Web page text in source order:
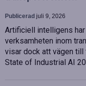
Publicerad juli 9, 2026
Artificiell intelligens
verksamheten inom
visar dock att vägen till
State of Industrial AI